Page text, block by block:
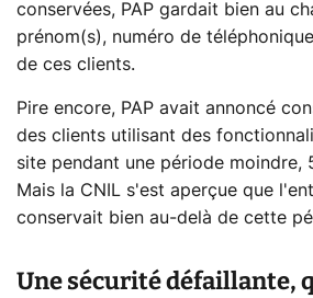
conservées, PAP gardait bien au
prénom(s), numéro de
de ces clients.
Pire encore, PAP avait annoncé
des clients utilisant des
site pendant une période moindre,
Mais la CNIL s'est aperçue que
conservait bien au-delà de cette
Une sécurité défaillante,